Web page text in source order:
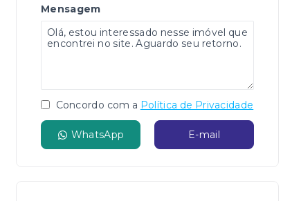
Mensagem
Concordo com a Política de Privacidade
WhatsApp E-mail